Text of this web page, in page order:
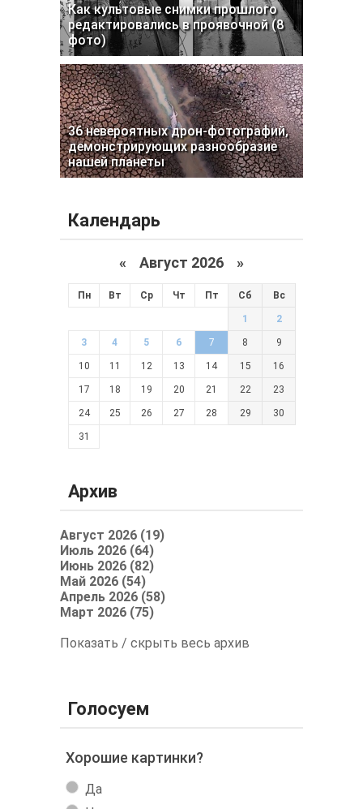
Как культовые снимки прошлого
редактировались в проявочной (8
фото)
36 невероятных дрон-фотографий,
демонстрирующих разнообразие
нашей планеты
Календарь
« Август 2026 »
Пн Вт Ср Чт Пт Сб Вс
1 2
3 4 5 6 7 8 9
10 11 12 13 14 15 16
17 18 19 20 21 22 23
24 25 26 27 28 29 30
31
Архив
Август 2026 (19)
Июль 2026 (64)
Июнь 2026 (82)
Май 2026 (54)
Апрель 2026 (58)
Март 2026 (75)
Показать / скрыть весь архив
Голосуем
Хорошие картинки?
Да